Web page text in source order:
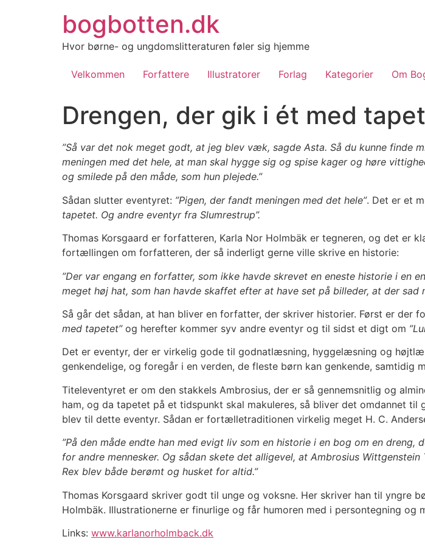
bogbotten.dk
Hvor børne- og ungdomslitteraturen føler sig hjemme
Velkommen Forfattere Illustratorer Forlag Kategorier Om
Drengen, der gik i ét med
”Så var det nok meget godt, at jeg blev væk, sagde Asta. Så du kunne finde
meningen med det hele, at man skal hygge sig og spise kager og høre
og smilede på den måde, som hun plejede.”
Sådan slutter eventyret: ”Pigen, der fandt meningen med det hele”. Det er et
tapetet. Og andre eventyr fra Slumrestrup”.
Thomas Korsgaard er forfatteren, Karla Nor Holmbäk er tegneren, og det er
fortællingen om forfatteren, der så inderligt gerne ville skrive en historie:
”Der var engang en forfatter, som ikke havde skrevet en eneste historie i en
meget høj hat, som han havde skaffet efter at have set på billeder, at der
Så går det sådan, at han bliver en forfatter, der skriver historier. Først er der
med tapetet”og herefter kommer syv andre eventyr og til sidst et digt om
Det er eventyr, der er virkelig gode til godnatlæsning, hyggelæsning og
genkendelige, og foregår i en verden, de fleste børn kan genkende, samtidig
Titeleventyret er om den stakkels Ambrosius, der er så gennemsnitlig og
ham, og da tapetet på et tidspunkt skal makuleres, så bliver det omdannet
blev til dette eventyr. Sådan er fortælletraditionen virkelig meget H. C.
”På den måde endte han med evigt liv som en historie i en bog om en
for andre mennesker. Og sådan skete det alligevel, at Ambrosius
Rex blev både berømt og husket for altid.”
Thomas Korsgaard skriver godt til unge og voksne. Her skriver han til yngre
Holmbäk. Illustrationerne er finurlige og får humoren med i persontegning
Links: www.karlanorholmback.dk